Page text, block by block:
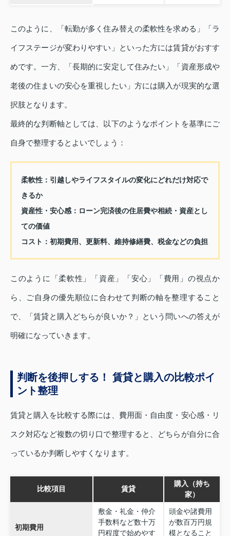
このように、「転勤が多く住み替えの柔軟性を求める」「ラ
イフステージが変わりやすい」といった方には賃貸がおすす
めです。一方、「長期的に安定して住みたい」「資産形成や
老後の住まいの安心を重視したい」方には購入が現実的な選
択肢となります。
最終的な判断軸としては、以下のようなポイントを基準にご
自身で整理するとよいでしょう：
柔軟性：引越しやライフスタイルの変化にどれだけ対応で
きるか
資産性・安心感：ローン完済後の住居費や相続・資産とし
ての価値
コスト ：初期費用、更新料、維持修繕費、税金などの負担
このように「柔軟性」「資産」「安心」「費用」の視点か
ら、ご自身の優先順位に合わせて判断の軸を整理すること
で、「賃貸と購入どちらが良いか？」という問いへの答えが
明確になっていきます。
判断を後押しする！ 賃貸と購入の比較ポイ
ント整理
賃貸と購入を比較する際には、費用面・自由度・安心感・リ
スク対応など複数の切り口で整理すると、どちらが自分に合
っているか判断しやすくなります。
比較項目 賃貸
購入（持ち
家）
初期費用
敷金・礼金・仲介
手数料など数十万
円程度で始めやす
頭金や諸費用
が数百万円規
模となること